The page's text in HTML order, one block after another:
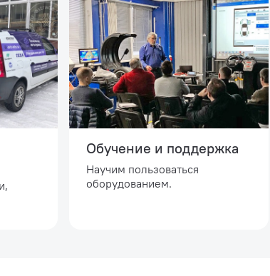
Обучение и поддержка
Научим пользоваться
оборудованием.